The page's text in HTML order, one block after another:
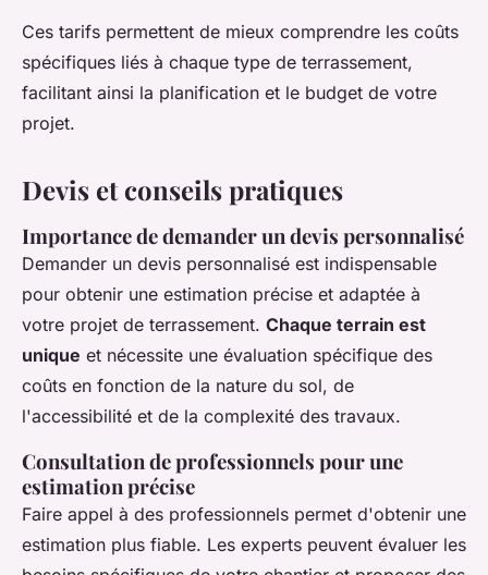
Ces tarifs permettent de mieux comprendre les coûts
spécifiques liés à chaque type de terrassement,
facilitant ainsi la planification et le budget de votre
projet.
Devis et conseils pratiques
Importance de demander un devis personnalisé
Demander un devis personnalisé est indispensable
pour obtenir une estimation précise et adaptée à
votre projet de terrassement. Chaque terrain est
unique et nécessite une évaluation spécifique des
coûts en fonction de la nature du sol, de
l'accessibilité et de la complexité des travaux.
Consultation de professionnels pour une
estimation précise
Faire appel à des professionnels permet d'obtenir une
estimation plus fiable. Les experts peuvent évaluer les